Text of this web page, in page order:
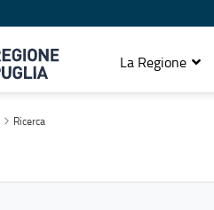
La Regione
Ricerca